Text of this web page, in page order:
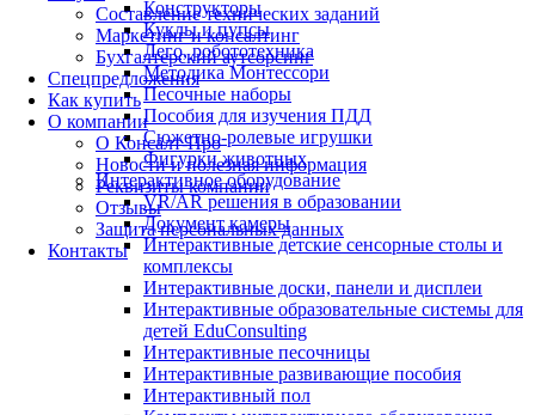
Составление технических заданий
Маркетинг и консалтинг
Бухгалтерский аутсорсинг
Спецпредложения
Как купить
О компании
О Консалт-Про
Новости и полезная информация
Реквизиты компании
Отзывы
Защита персональных данных
Контакты
Конструкторы
Куклы и пупсы
Лего, робототехника
Методика Монтессори
Песочные наборы
Пособия для изучения ПДД
Сюжетно-ролевые игрушки
Фигурки животных
Интерактивное оборудование
VR/AR решения в образовании
Документ камеры
Интерактивные детские сенсорные столы и
комплексы
Интерактивные доски, панели и дисплеи
Интерактивные образовательные системы для
детей EduConsulting
Интерактивные песочницы
Интерактивные развивающие пособия
Интерактивный пол